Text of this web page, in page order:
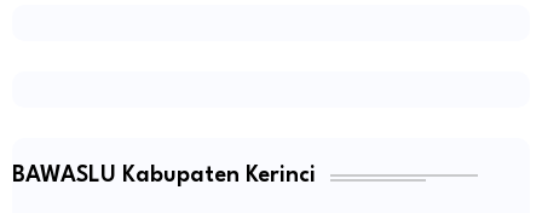
BAWASLU Kabupaten Kerinci